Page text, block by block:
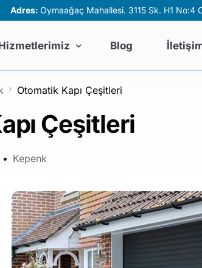
Adres:Oymaağaç Mahallesi. 3115 Sk. H1 No:4
Fotoselli Kapılar
Giyotin Cam Sistemleri
Blog
Otomatik Kapı Çeşitleri
Çeşitleri
Kepenk